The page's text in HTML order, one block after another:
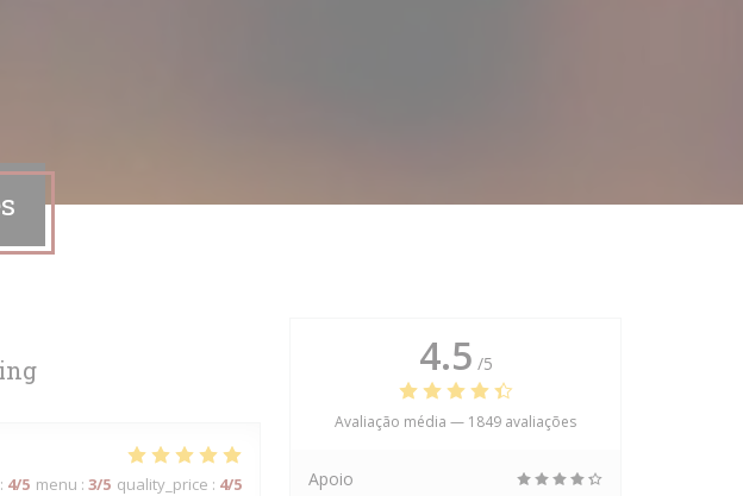
: 4/5 menu : 3/5 quality_price : 4/5
4.5 /5
Avaliação média — 1849 avaliações
Apoio